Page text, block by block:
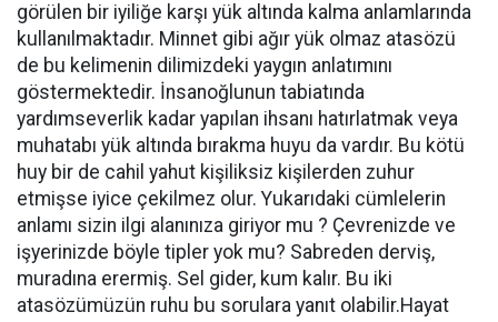
görülen bir iyiliğe karşı yük altında kalma anlamlarında
kullanılmaktadır. Minnet gibi ağır yük olmaz atasözü
de bu kelimenin dilimizdeki yaygın anlatımını
göstermektedir. İnsanoğlunun tabiatında
yardımseverlik kadar yapılan ihsanı hatırlatmak veya
muhatabı yük altında bırakma huyu da vardır. Bu kötü
huy bir de cahil yahut kişiliksiz kişilerden zuhur
etmişse iyice çekilmez olur. Yukarıdaki cümlelerin
anlamı sizin ilgi alanınıza giriyor mu ? Çevrenizde ve
işyerinizde böyle tipler yok mu? Sabreden derviş,
muradına erermiş. Sel gider, kum kalır. Bu iki
atasözümüzün ruhu bu sorulara yanıt olabilir.Hayat